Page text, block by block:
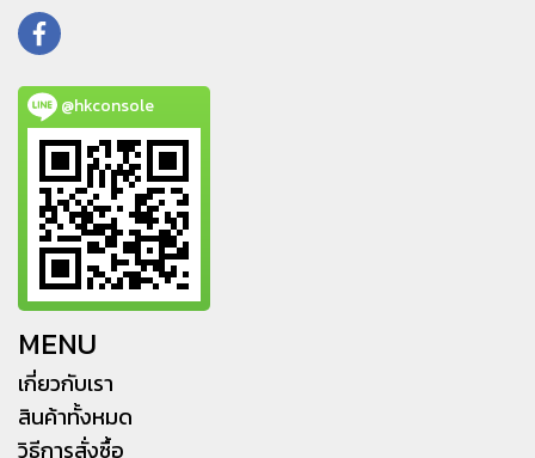
@hkconsole
MENU
เกี่ยวกับเรา
สินค้าทั้งหมด
วิธีการสั่งซื้อ